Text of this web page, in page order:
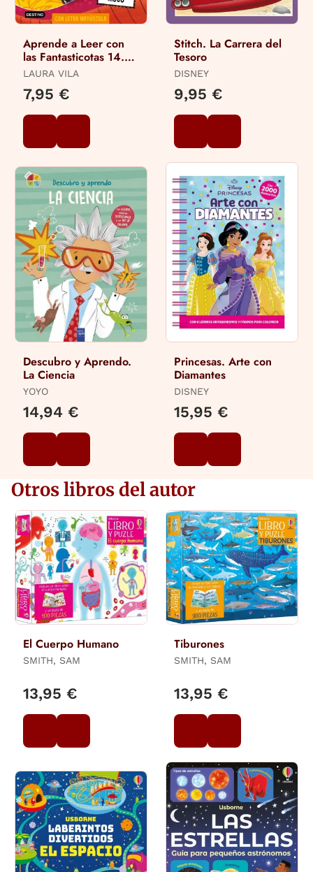
Aprende a Leer con
las Fantasticotas 14.
Francisco y el Peligro
LAURA VILA
7,95 €
Stitch. La Carrera del
Tesoro
DISNEY
9,95 €
Descubro y Aprendo.
La Ciencia
YOYO
14,94 €
Princesas. Arte con
Diamantes
DISNEY
15,95 €
Otros libros del autor
El Cuerpo Humano
SMITH, SAM
13,95 €
Tiburones
SMITH, SAM
13,95 €